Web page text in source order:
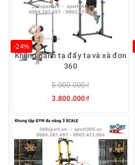
-24%
Khung gánh tạ đẩy tạ và xà đơn
360
5.000.000₫
3.800.000₫